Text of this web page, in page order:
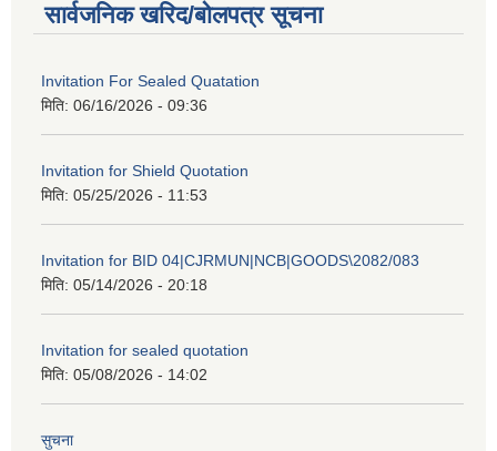
सार्वजनिक खरिद/बोलपत्र सूचना
Invitation For Sealed Quatation
मिति: 06/16/2026 - 09:36
Invitation for Shield Quotation
मिति: 05/25/2026 - 11:53
Invitation for BID 04|CJRMUN|NCB|GOODS\2082/083
मिति: 05/14/2026 - 20:18
Invitation for sealed quotation
मिति: 05/08/2026 - 14:02
सुचना